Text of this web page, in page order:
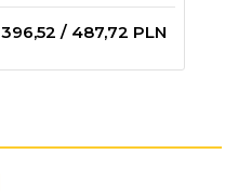
396,52 / 487,72 PLN